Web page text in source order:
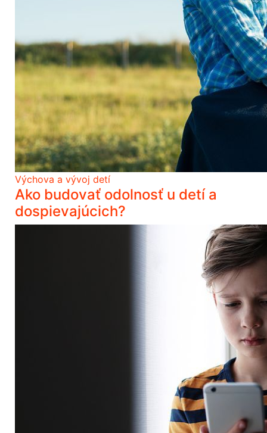
Výchova a vývoj detí
Ako budovať odolnosť u detí a
dospievajúcich?